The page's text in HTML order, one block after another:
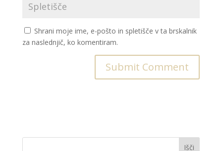
Shrani moje ime, e-pošto in spletišče v ta brskalnik
za naslednjič, ko komentiram.
Išči